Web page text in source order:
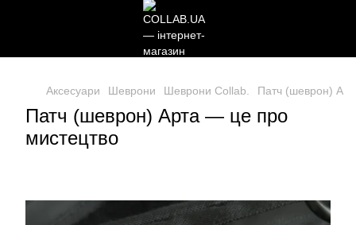
Аксесуари Шеврони Шеврони Collab. Патч (шеврон)
Патч (шеврон) Арта — це про
мистецтво